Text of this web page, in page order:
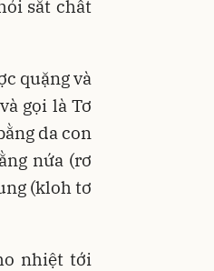
sắt chất
quặng và
gọi là Tơ
da con
nứa (rơ
(kloh tơ
nhiệt tới